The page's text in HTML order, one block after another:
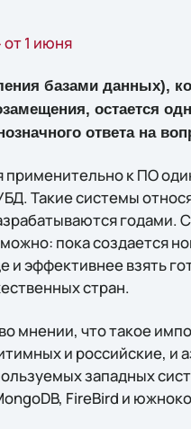
1 июня
базами данных),
остается
ответа на
к ПО
Такие системы
годами.
пока создается
эффективнее взять
стран.
мнении, что такое
и российские, и
западных
FireBird и